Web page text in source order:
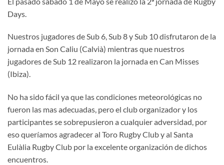
Days.
Nuestros jugadores de Sub 6, Sub 8 y Sub 10 disfrutaron de la
jornada en Son Caliu (Calvià) mientras que nuestros
jugadores de Sub 12 realizaron la jornada en Can Misses
(Ibiza).
No ha sido fácil ya que las condiciones meteorológicas no
fueron las mas adecuadas, pero el club organizador y los
participantes se sobrepusieron a cualquier adversidad, por
eso queríamos agradecer al Toro Rugby Club y al Santa
Eulàlia Rugby Club por la excelente organización de dichos
encuentros.